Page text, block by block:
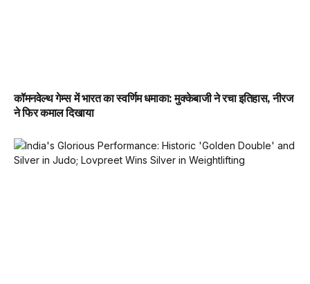
कॉमनवेल्थ गेम्स में भारत का स्वर्णिम धमाका: मुक्केबाजी ने रचा इतिहास, नीरज
ने फिर कमाल दिखाया